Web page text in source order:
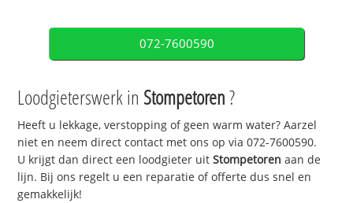
072-7600590
Loodgieterswerk in Stompetoren?
Heeft u lekkage, verstopping of geen warm water? Aarzel
niet en neem direct contact met ons op via 072-7600590.
U krijgt dan direct een loodgieter uitStompetorenaan de
lijn. Bij ons regelt u een reparatie of offerte dus snel en
gemakkelijk!